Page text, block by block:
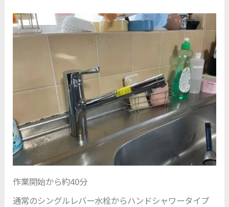
作業開始から約40分
通常のシングルレバー水栓からハンドシャワータイプ